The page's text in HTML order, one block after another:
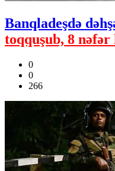
Banqladeşdə
toqquşub, 8
0
0
266